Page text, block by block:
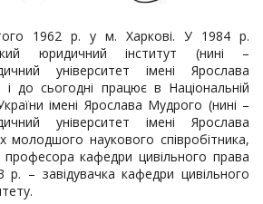
1962 р. у м. Харкові. У 1984 р.
юридичний інститут (нині –
університет імені Ярослава
до сьогодні працює в Національній
імені Ярослава Мудрого (нині –
університет імені Ярослава
молодшого наукового співробітника,
кафедри цивільного права
– завідувачка кафедри цивільного